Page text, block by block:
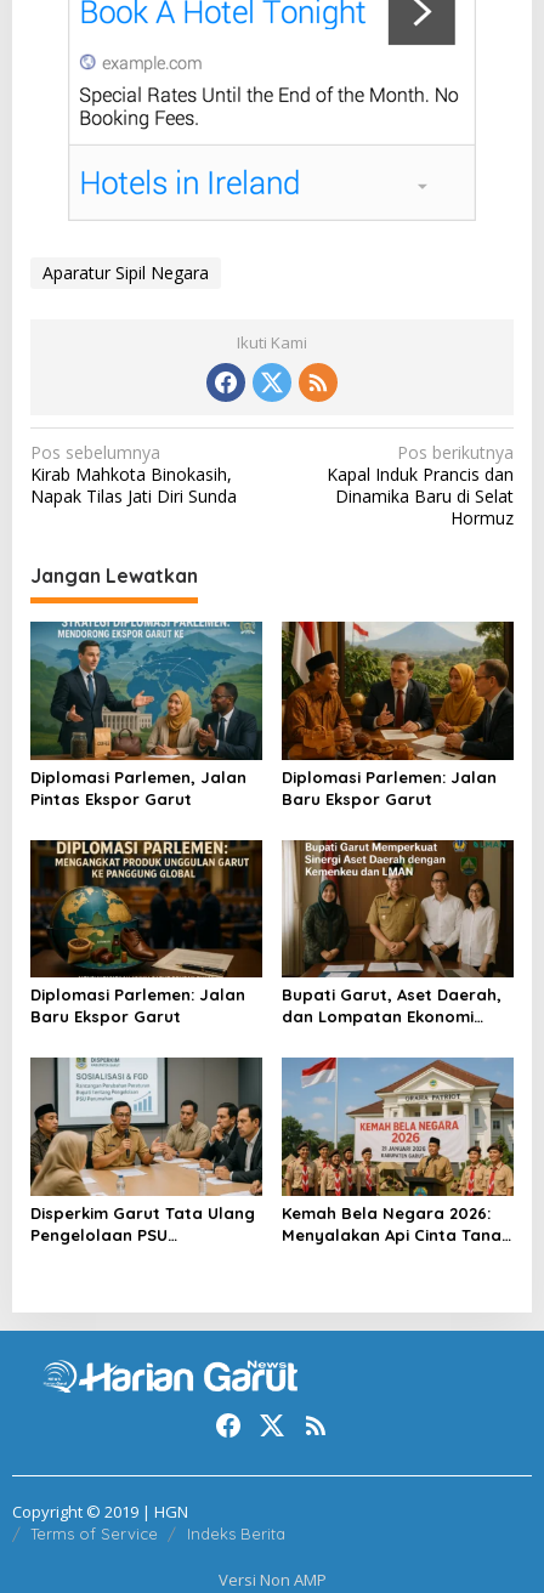
Aparatur Sipil Negara
Ikuti Kami
N
a
g
a
s
i
p
o
s
Pos sebelumnya
Kirab Mahkota Binokasih,
Napak Tilas Jati Diri Sunda
Pos berikutnya
Kapal Induk Prancis dan
Dinamika Baru di Selat
Hormuz
Jangan Lewatkan
Diplomasi Parlemen, Jalan
Pintas Ekspor Garut
Diplomasi Parlemen: Jalan
Baru Ekspor Garut
Diplomasi Parlemen: Jalan
Baru Ekspor Garut
Bupati Garut, Aset Daerah,
dan Lompatan Ekonomi
Disperkim Garut Tata Ulang
Pengelolaan PSU
Kemah Bela Negara 2026:
Menyalakan Api Cinta Tanah
Copyright © 2019 | HGN
Terms of Service Indeks Berita
Versi Non AMP